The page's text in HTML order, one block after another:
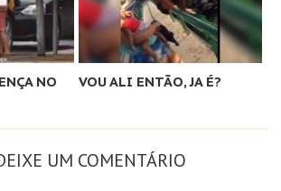
NO
VOU ALI ENTÃO, JA É?
UM COMENTÁRIO